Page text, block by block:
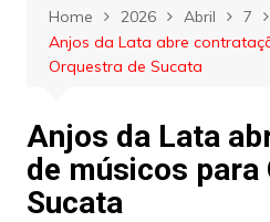
Home 2026 Abril
7
Anjos da Lata abre
Orquestra de Sucata
Anjos da Lata
de músicos para
Sucata